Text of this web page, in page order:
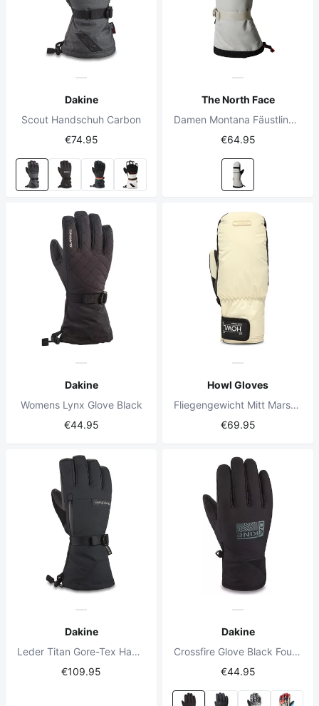
Dakine
Scout Handschuh Carbon
€74.95
The North Face
Damen Montana Fäustlinge Weiß Dune
€64.95
Dakine
Womens Lynx Glove Black
€44.95
Howl Gloves
Fliegengewicht Mitt Marshmallow
€69.95
Dakine
Leder Titan Gore-Tex Handschuh Schwarz
€109.95
Dakine
Crossfire Glove Black Foundation
€44.95